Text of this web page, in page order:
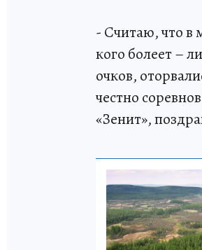
- Считаю, что в
кого болеет –
очков,
честно
«Зенит»,